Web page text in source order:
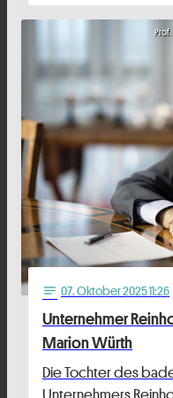
notes 07. Oktober 2025 11:26
Unternehmer
Marion Würth
Die Tochter des